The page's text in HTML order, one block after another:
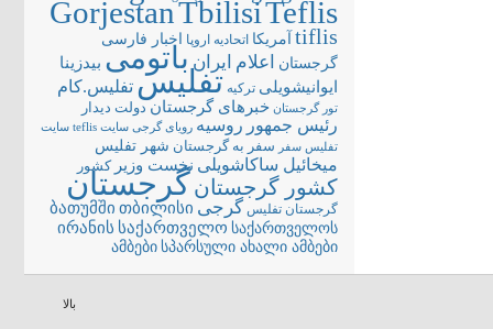
GorjestanTbilisiTeflis
tiflis آمریکا اتحادیه اروپا
اخبار فارسی
گرجستان
اعلام ایران باتومی بیدزینا
ایوانیشویلی ترکیه تفلیستفلیس.کام
تور گرجستان خبرهای گرجستان دولت دیدار
رئیس جمهور روسیه رویای گرجی سایت teflis
سایت
تفلیس سفر سفر به گرجستان شهر تفلیس
میخائیل ساکاشویلی نخست وزیر کشور
کشور گرجستانگرجستان
گرجستان تفلیس گرجی ბათუმში თბილისი
ირანის საქართველო საქართველოს
ამბები სპარსული ახალი ამბები
بالا